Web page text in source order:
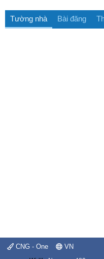
Tường nhà Bài đăng
CNG - One VN